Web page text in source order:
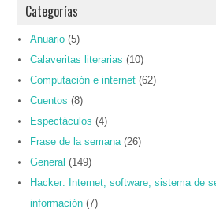
Categorías
Anuario (5)
Calaveritas literarias (10)
Computación e internet (62)
Cuentos (8)
Espectáculos (4)
Frase de la semana (26)
General (149)
Hacker: Internet, software, sistema de
información (7)